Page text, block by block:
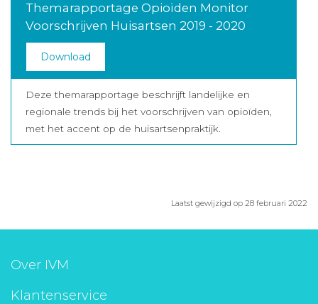
Themarapportage Opioïden Monitor
Voorschrijven Huisartsen 2019 - 2020
Download
Deze themarapportage beschrijft landelijke en
regionale trends bij het voorschrijven van opioïden,
met het accent op de huisartsenpraktijk.
Laatst gewijzigd op 28 februari 2022
Over IVM
Klantenservice